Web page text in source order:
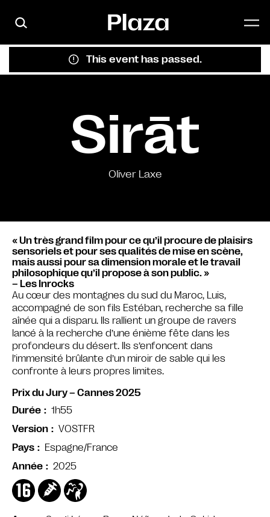
This event has passed.
Sirāt
Oliver Laxe
« Un très grand film pour ce qu’il procure de plaisirs
sensoriels et pour ses qualités de mise en scène,
mais aussi pour sa dimension morale et le travail
philosophique qu’il propose à son public. »
– Les Inrocks
Au cœur des montagnes du sud du Maroc, Luis,
accompagné de son fils Estéban, recherche sa fille
aînée qui a disparu. Ils rallient un groupe de ravers
lancé à la recherche d’une énième fête dans les
profondeurs du désert. Ils s’enfoncent dans
l’immensité brûlante d’un miroir de sable qui les
confronte à leurs propres limites.
Prix du Jury – Cannes 2025
Durée
1h55
Version
VOSTFR
Pays
Espagne/France
Année
2025